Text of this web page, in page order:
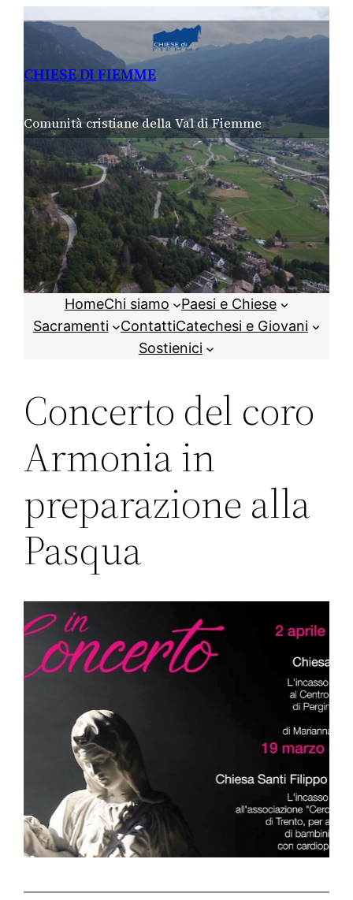
CHIESE DI FIEMME
Comunità cristiane della Val di Fiemme
HomeChi siamo
Paesi e Chiese
Sacramenti
ContattiCatechesi e Giovani
Sostienici
Concerto del coro
Armonia in
preparazione alla
Pasqua